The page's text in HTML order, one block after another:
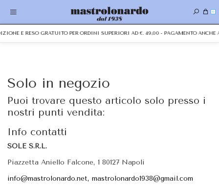
0
E RESO GRATUITO PER ORDINI SUPERIORI AD €. 49,00 - PAGAMENTO ANCHE
Solo in negozio
Puoi trovare questo articolo solo presso i
nostri punti vendita:
Info contatti
SOLE S.R.L.
Piazzetta Aniello Falcone, 1 80127 Napoli
info@mastrolonardo.net, mastrolonardo1938@gmail.com